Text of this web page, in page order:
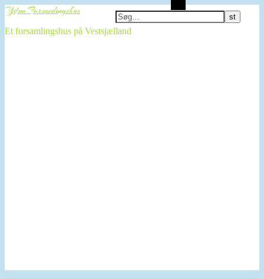
Ydun Forsamlingshus
Et forsamlingshus på Vestsjælland
Søg